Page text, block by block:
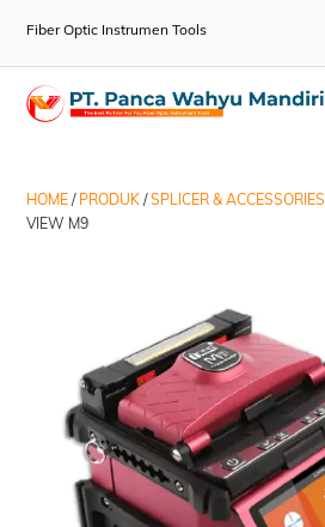
Fiber Optic Instrumen Tools
HOME / PRODUK /SPLICER & ACCESSORIES
VIEW M9